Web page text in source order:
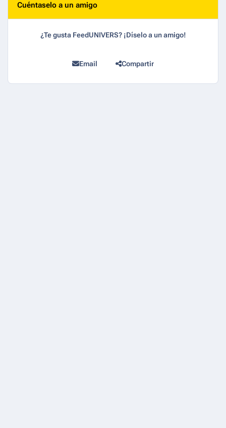
Cuéntaselo a un amigo
¿Te gusta FeedUNIVERS? ¡Díselo a un amigo!
Email Compartir